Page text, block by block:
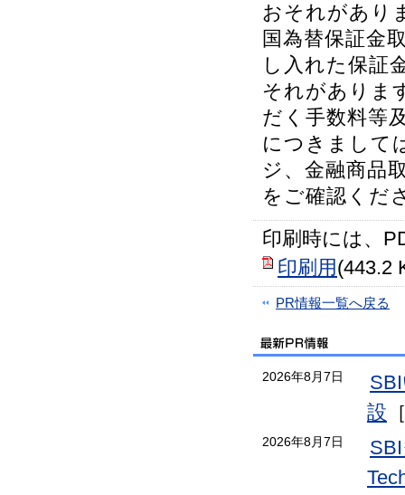
おそれがあり
国為替保証金
し入れた保証
それがありま
だく手数料等
につきまして
ジ、金融商品
をご確認くだ
印刷時には、
印刷用 (443.2
PR情報一覧へ戻る
2026年8月7日
設
2026年8月7日